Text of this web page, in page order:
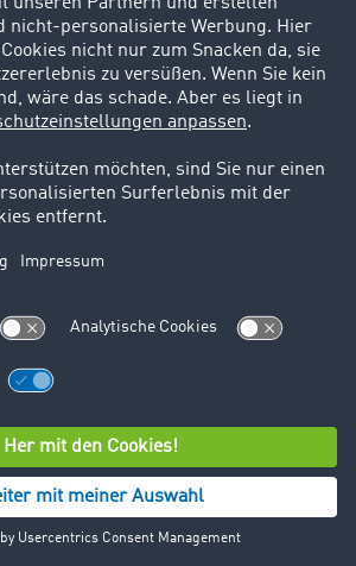
DE-40699
+49 211 88 26 69 53
+49 211 88 26 59 24